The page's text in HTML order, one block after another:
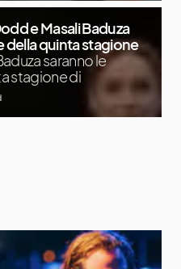
e Masali Baduza
della quinta stagione
saranno le
stagione di